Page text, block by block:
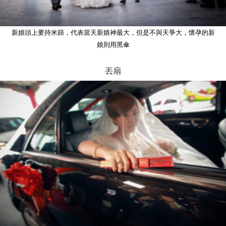
新娘頭上要持米篩，代表當天新娘神最大，但是不與天爭大，懷孕的新
娘則用黑傘
丟扇